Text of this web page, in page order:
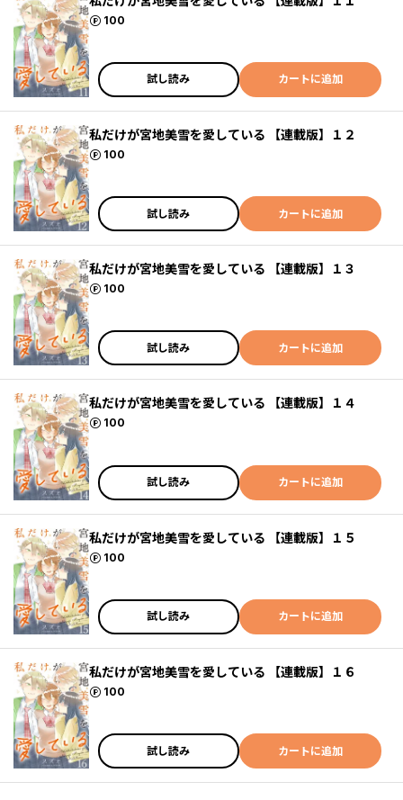
100
ポイント
試し読み カートに追加
私だけが宮地美雪を愛している 【連載版】１２
100
ポイント
試し読み カートに追加
私だけが宮地美雪を愛している 【連載版】１３
100
ポイント
試し読み カートに追加
私だけが宮地美雪を愛している 【連載版】１４
100
ポイント
試し読み カートに追加
私だけが宮地美雪を愛している 【連載版】１５
100
ポイント
試し読み カートに追加
私だけが宮地美雪を愛している 【連載版】１６
100
ポイント
試し読み カートに追加